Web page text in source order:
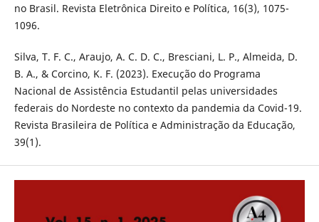
no Brasil. Revista Eletrônica Direito e Política, 16(3), 1075-
1096.
Silva, T. F. C., Araujo, A. C. D. C., Bresciani, L. P., Almeida, D.
B. A., & Corcino, K. F. (2023). Execução do Programa
Nacional de Assistência Estudantil pelas universidades
federais do Nordeste no contexto da pandemia da Covid-19.
Revista Brasileira de Política e Administração da Educação,
39(1).